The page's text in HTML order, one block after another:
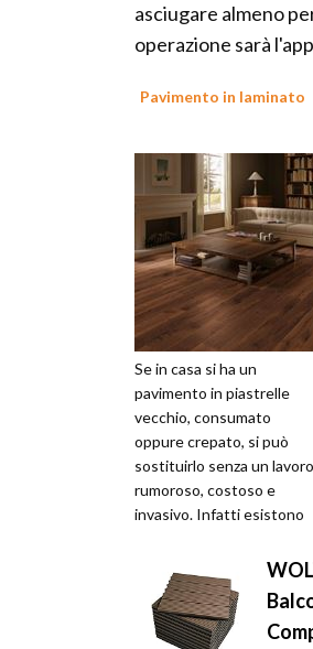
asciugare almeno
operazione sarà
Pavimento in laminato
Se in casa si ha un
pavimento in piastrelle
vecchio, consumato
oppure crepato, si può
sostituirlo senza un lavoro
rumoroso, costoso e
invasivo. Infatti esistono